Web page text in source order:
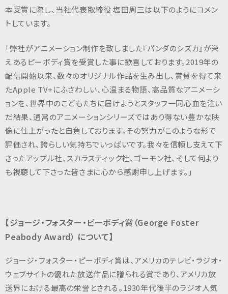
本受賞に際し、当社代表取締役 塩田周三は以下のようにコメン
トしています。
「弊社がアニメーション制作を致しました『パンダのシズカ』が栄
えあるピーボディ賞を受賞した事に歓喜しております。2019年の
配信開始以来、数々のオリジナル作品を生み出し、賞賛を得て来
たApple TV+にふさわしい、心温まる物語、高品質なアニメーシ
ョンを、世界中のこどもたちに届けようとスタッフ一同心血を注い
だ結果、通常のアニメーションシリーズではあり得ない豊かな映
像に仕上がったと自負しております。その努力がこのような形で
評価され、誇らしい気持ちでいっぱいです。我々を信頼し支えて下
さったアップル社、スカラスティック社、ゴーモン社、そして何より
も視聴して下さった皆さまに心から感謝申し上げます。」
【ジョージ・フォスター・ピーボディ賞（George Foster
Peabody Award） について】
ジョージ・フォスター・ピーボディ賞は、アメリカのテレビ・ラジオ・
ウェブサイトの優れた放送作品に贈られる賞であり、アメリカ放
送界における最高の栄誉とされる。1930年代後半のラジオ人気